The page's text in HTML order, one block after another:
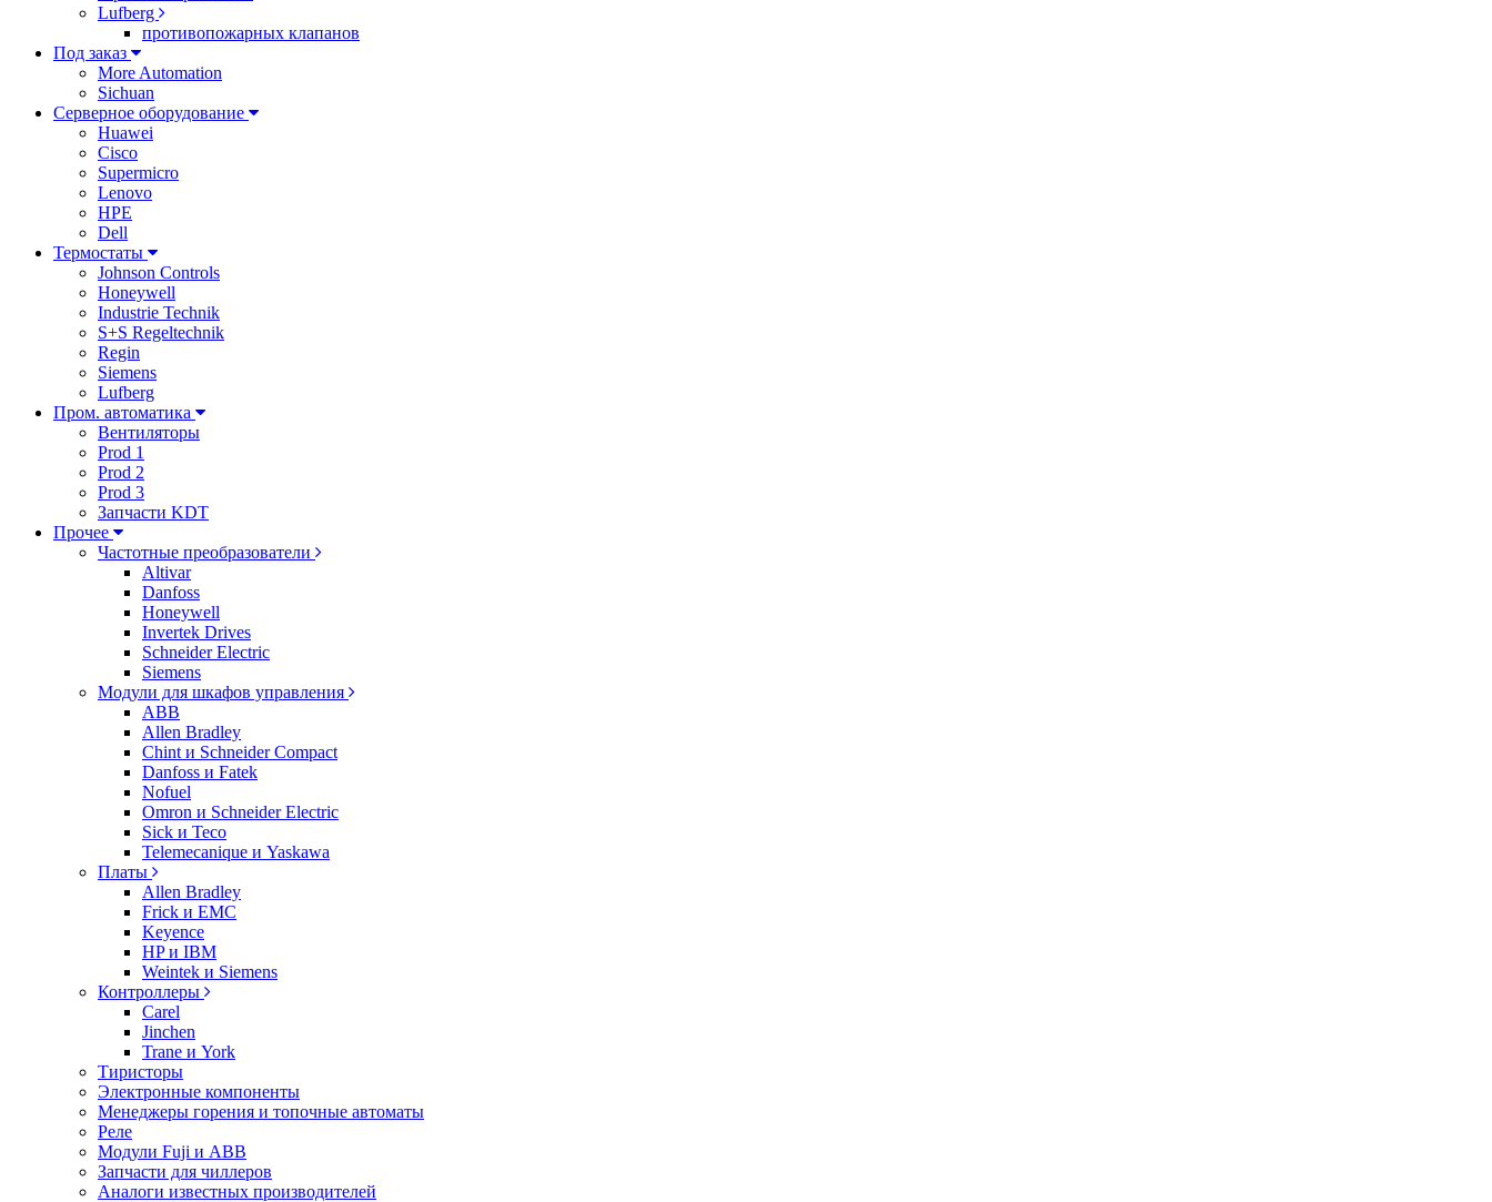
Lufberg
противопожарных клапанов
Под заказ
More Automation
Sichuan
Серверное оборудование
Huawei
Cisco
Supermicro
Lenovo
HPE
Dell
Термостаты
Johnson Controls
Honeywell
Industrie Technik
S+S Regeltechnik
Regin
Siemens
Lufberg
Пром. автоматика
Вентиляторы
Prod 1
Prod 2
Prod 3
Запчасти KDT
Прочее
Частотные преобразователи
Altivar
Danfoss
Honeywell
Invertek Drives
Schneider Electric
Siemens
Модули для шкафов управления
ABB
Allen Bradley
Chint и Schneider Compact
Danfoss и Fatek
Nofuel
Omron и Schneider Electric
Sick и Teco
Telemecanique и Yaskawa
Платы
Allen Bradley
Frick и EMC
Keyence
HP и IBM
Weintek и Siemens
Контроллеры
Carel
Jinchen
Trane и York
Тиристоры
Электронные компоненты
Менеджеры горения и топочные автоматы
Реле
Модули Fuji и ABB
Запчасти для чиллеров
Аналоги известных производителей